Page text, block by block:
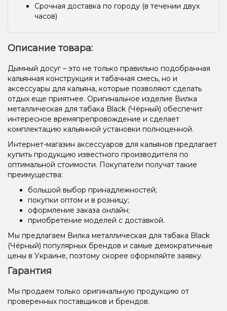
Срочная доставка по городу (в течении двух
часов)
Описание товара:
Дымный досуг – это не только правильно подобранная
кальянная конструкция и табачная смесь, но и
аксессуары для кальяна, которые позволяют сделать
отдых еще приятнее. Оригинальное изделие Вилка
металлическая для табака Black (Чёрный) обеспечит
интересное времяпрепровождение и сделает
комплектацию кальянной установки полноценной.
Интернет-магазин аксессуаров для кальянов предлагает
купить продукцию известного производителя по
оптимальной стоимости. Покупатели получат такие
преимущества:
большой выбор принадлежностей;
покупки оптом и в розницу;
оформление заказа онлайн;
приобретение моделей с доставкой.
Мы предлагаем Вилка металлическая для табака Black
(Чёрный) популярных брендов и самые демократичные
цены в Украине, поэтому скорее оформляйте заявку.
Гарантия
Мы продаем только оригинальную продукцию от
проверенных поставщиков и брендов.